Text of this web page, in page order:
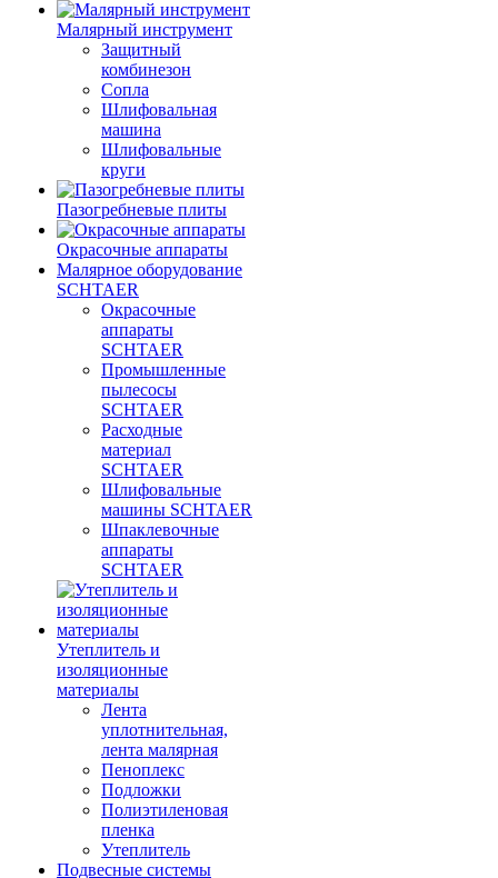
Малярный инструмент
Защитный
комбинезон
Сопла
Шлифовальная
машина
Шлифовальные
круги
Пазогребневые плиты
Окрасочные аппараты
Малярное оборудование
SCHTAER
Окрасочные
аппараты
SCHTAER
Промышленные
пылесосы
SCHTAER
Расходные
материал
SCHTAER
Шлифовальные
машины SCHTAER
Шпаклевочные
аппараты
SCHTAER
Утеплитель и
изоляционные
материалы
Лента
уплотнительная,
лента малярная
Пеноплекс
Подложки
Полиэтиленовая
пленка
Утеплитель
Подвесные системы